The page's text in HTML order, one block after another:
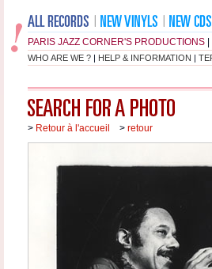
PARIS JAZZ CORNER'S PRODUCTIONS
WHO ARE WE ? | HELP & INFORMATION |
> Retour à l'accueil > retour